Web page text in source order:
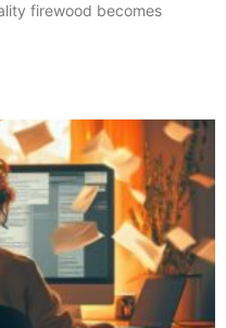
firewood becomes